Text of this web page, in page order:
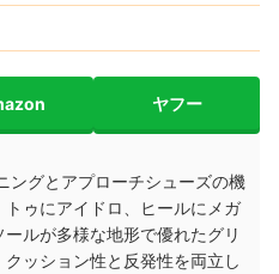
ヤフー
ングとアプローチシューズの機
ゥにアイドロ、ヒールにメガ
ルが多様な地形で優れたグリ
ッション性と反発性を両立し